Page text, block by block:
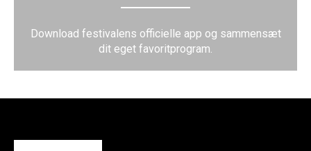
Download festivalens officielle app og sammensæt
dit eget favoritprogram.